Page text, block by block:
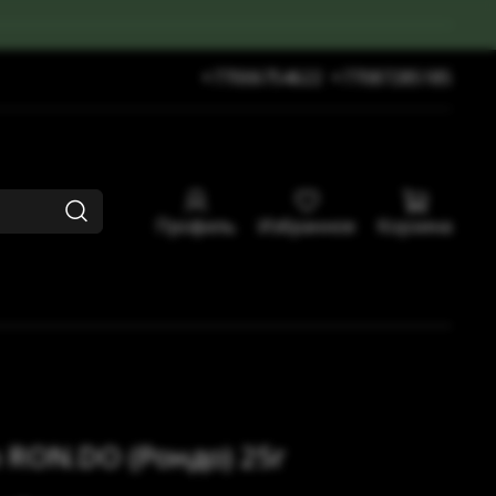
+77006754622 +77087285185
Профиль Избранное Корзина
(Рондо) 25г